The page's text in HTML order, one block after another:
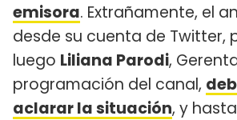
emisora. Extrañamente, el
desde su cuenta de Twitter,
luego Liliana Parodi,
programación del canal,
aclarar la situación, y hasta